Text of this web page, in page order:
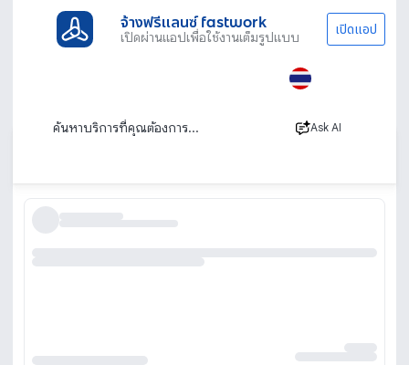
จ้างฟรีแลนซ์ fastwork
เปิดผ่านแอปเพื่อใช้งานเต็มรูปแบบ เปิดแอป
Ask AI
Acting & Modeling
หานางแบบ หานายแบบ ภูเก็ต